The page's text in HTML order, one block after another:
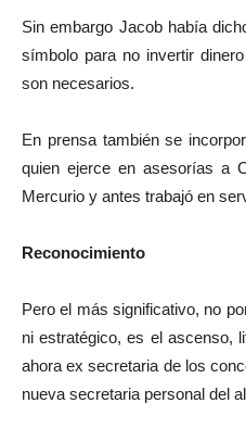
Sin embargo Jacob había
símbolo para no invertir
son necesarios.
En prensa también se
quien ejerce en asesorías a
Mercurio y antes trabajó en
Reconocimiento
Pero el más significativo, no
ni estratégico, es el ascenso,
ahora ex secretaria de los
nueva secretaria personal del